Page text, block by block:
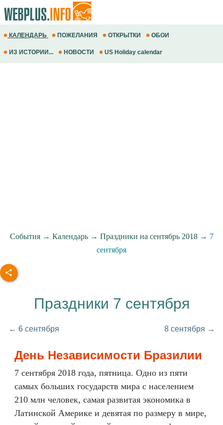
КАЛЕНДАРЬ ПОЖЕЛАНИЯ ОТКРЫТКИ ОБОИ
ИЗ ИСТОРИИ... НОВОСТИ US Holiday calendar
События→ Календарь→ Праздники на сентябрь 2018→ 7
сентября
Праздники 7 сентября
← 6 сентября 8 сентября →
День Независимости Бразилии
7 сентября 2018 года, пятница. Одно из пяти
самых больших государств мира с населением
210 млн человек, самая развитая экономика в
Латинской Америке и девятая по размеру в мире,